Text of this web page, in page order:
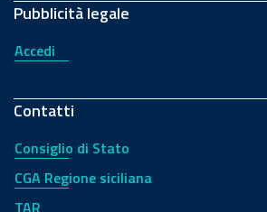
Pubblicità legale
Accedi
Contatti
Consiglio di Stato
CGA Regione siciliana
TAR